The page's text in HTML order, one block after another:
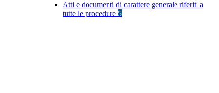
Atti e documenti di carattere generale riferiti a
tutte le procedure 5